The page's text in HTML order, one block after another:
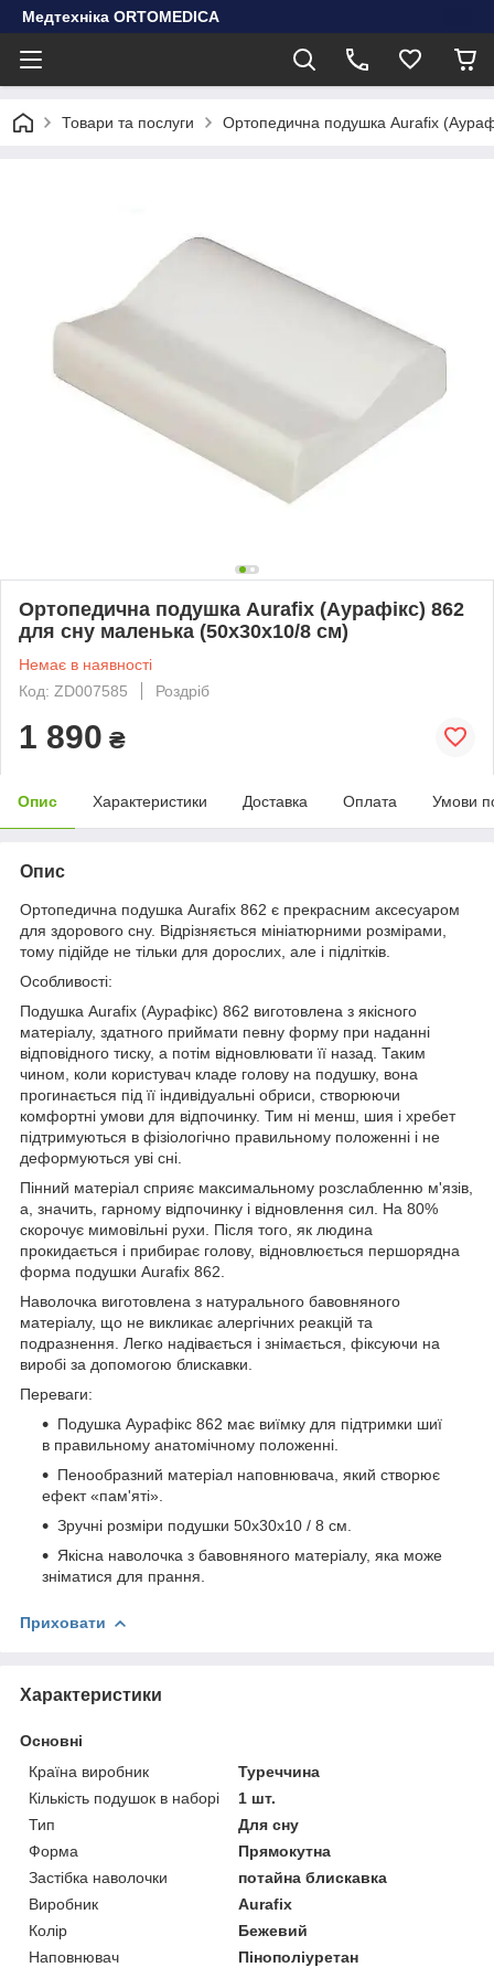
Медтехніка ORTOMEDICA
Товари та послуги Ортопедична подушка Aurafix
Ортопедична подушка Aurafix (Аурафікс) 862
для сну маленька (50х30х10/8 см)
Немає в наявності
Код: ZD007585
Роздріб
1 890 ₴
Опис Характеристики Доставка Оплата Умови
Опис
Ортопедична подушка Aurafix 862 є прекрасним аксесуаром
для здорового сну. Відрізняється мініатюрними розмірами,
тому підійде не тільки для дорослих, але і підлітків.
Особливості:
Подушка Aurafix (Аурафікс) 862 виготовлена з якісного
матеріалу, здатного приймати певну форму при наданні
відповідного тиску, а потім відновлювати її назад. Таким
чином, коли користувач кладе голову на подушку, вона
прогинається під її індивідуальні обриси, створюючи
комфортні умови для відпочинку. Тим ні менш, шия і хребет
підтримуються в фізіологічно правильному положенні і не
деформуються уві сні.
Пінний матеріал сприяє максимальному розслабленню м'язів,
а, значить, гарному відпочинку і відновлення сил. На 80%
скорочує мимовільні рухи. Після того, як людина
прокидається і прибирає голову, відновлюється першорядна
форма подушки Aurafix 862.
Наволочка виготовлена з натурального бавовняного
матеріалу, що не викликає алергічних реакцій та
подразнення. Легко надівається і знімається, фіксуючи на
виробі за допомогою блискавки.
Переваги:
Подушка Аурафікс 862 має виїмку для підтримки шиї
в правильному анатомічному положенні.
Пенообразний матеріал наповнювача, який створює
ефект «пам'яті».
Зручні розміри подушки 50х30х10 / 8 см.
Якісна наволочка з бавовняного матеріалу, яка може
зніматися для прання.
Приховати
Характеристики
Основні
Країна виробник
Туреччина
Кількість подушок в наборі
1 шт.
Тип
Для сну
Форма
Прямокутна
Застібка наволочки
потайна блискавка
Виробник
Aurafix
Колір
Бежевий
Наповнювач
Пінополіуретан